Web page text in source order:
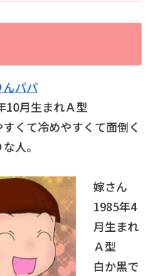
んパパ
10月生まれＡ型
くて冷めやすくて面倒く
人。
嫁さん
1985年4
月生まれ
Ａ型
白か黒で